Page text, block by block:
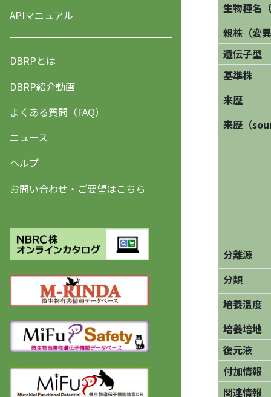
APIマニュアル
DBRPとは
DBRP紹介動画
よくある質問（FAQ）
ニュース
ヘルプ
お問い合わせ・ご要望はこちら
生物種名
親株（変
遺伝子型
基準株
来歴
来歴（
分離源
分類
培養温度
培養培地
復元液
付加情報
関連情報